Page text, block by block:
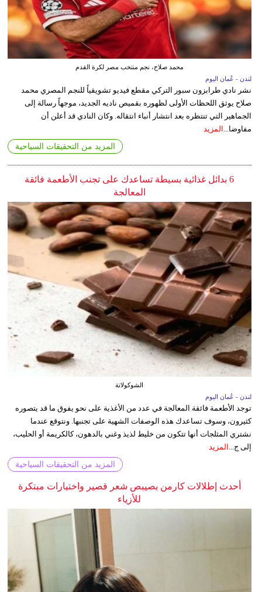
محمد صلاح، نجم منتخب مصر لكرة القدم
لندن - عُمان اليوم
نشر نادي طرابزون سبور التركي مقطع فيديو تشويقياً للنجم المصري محمد
صلاح يوثق اللحظات الأولى لظهوره بقميص ناديه الجديد، موجهاً رسالة إلى
الجماهير التي تنتظره بعد انتشار أنباء انتقاله. وكان النادي قد أعلن أن
مفاوضا...
المزيد
المزيد من التحقيقات السياحية
6 بدائل غذائية بسيطة تساعدك على تجنب الأطعمة فائقة
المعالجة
الشوكولاتة
لندن - عُمان اليوم
توجد الأطعمة فائقة المعالجة في عدد من الأغذية على نحو يفوق ما قد يتصوره
كثيرون، وسوف تساعدك هذه الوصفات الشهية على تجنبها. ونتوقع عندما
نشتري المثلجات أنها تتكون من خليط لذيذ وغني بالدهون، كالكريمة أو الحليب،
إلى ج... المزيد
المزيد من التحقيقات السياحية
أحدث إطلالات كارمن بصيبص شعر قصير واختيارات مبتكرة
للأزياء